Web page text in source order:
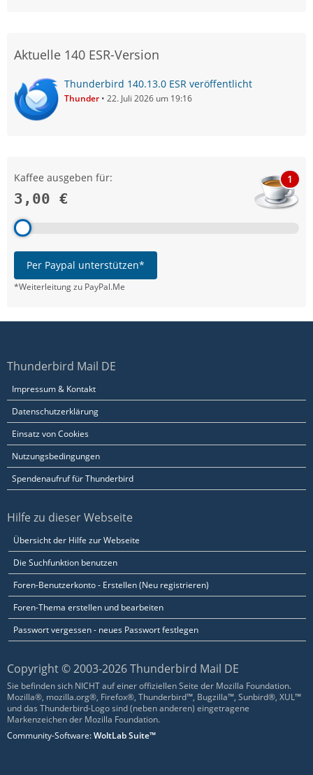
Aktuelle 140 ESR-Version
Thunderbird 140.13.0 ESR veröffentlicht
Thunder 22. Juli 2026 um 19:16
Kaffee ausgeben für:
3,00 €
1
Per Paypal unterstützen*
*Weiterleitung zu PayPal.Me
Thunderbird Mail DE
Impressum & Kontakt
Datenschutzerklärung
Einsatz von Cookies
Nutzungsbedingungen
Spendenaufruf für Thunderbird
Hilfe zu dieser Webseite
Übersicht der Hilfe zur Webseite
Die Suchfunktion benutzen
Foren-Benutzerkonto - Erstellen (Neu registrieren)
Foren-Thema erstellen und bearbeiten
Passwort vergessen - neues Passwort festlegen
Copyright © 2003-2026 Thunderbird Mail DE
Sie befinden sich NICHT auf einer offiziellen Seite der Mozilla Foundation.
Mozilla®, mozilla.org®, Firefox®, Thunderbird™, Bugzilla™, Sunbird®, XUL™
und das Thunderbird-Logo sind (neben anderen) eingetragene
Markenzeichen der Mozilla Foundation.
Community-Software:WoltLab Suite™